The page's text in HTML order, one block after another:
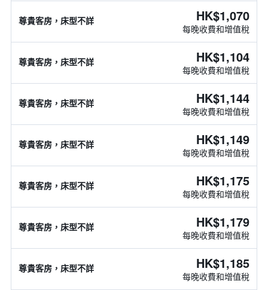
尊貴客房，床型不詳 HK$1,070
每晚收費和增值稅
尊貴客房，床型不詳 HK$1,104
每晚收費和增值稅
尊貴客房，床型不詳 HK$1,144
每晚收費和增值稅
尊貴客房，床型不詳 HK$1,149
每晚收費和增值稅
尊貴客房，床型不詳 HK$1,175
每晚收費和增值稅
尊貴客房，床型不詳 HK$1,179
每晚收費和增值稅
尊貴客房，床型不詳 HK$1,185
每晚收費和增值稅